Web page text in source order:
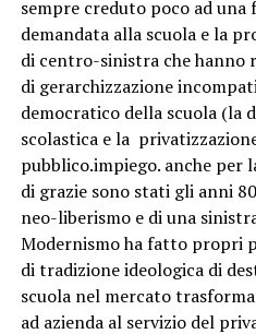
sempre creduto poco ad una
demandata alla scuola e la
di centro-sinistra che
di gerarchizzazione
democratico della scuola (la
scolastica e la
pubblico.impiego. anche per
di grazie sono stati gli anni
neo-liberismo e di una
Modernismo ha fatto propri
di tradizione ideologica di
scuola nel mercato
ad azienda al servizio del